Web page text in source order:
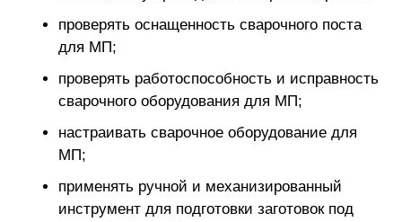
проверять оснащенность сварочного поста
для МП;
проверять работоспособность и исправность
сварочного оборудования для МП;
настраивать сварочное оборудование для
МП;
применять ручной и механизированный
инструмент для подготовки заготовок под